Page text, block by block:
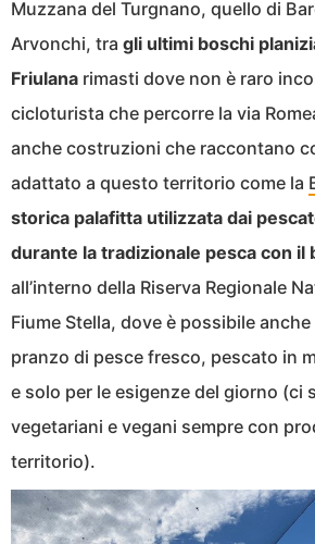
Muzzana del Turgnano, quello di
Arvonchi, tra gli ultimi boschi
Friulana rimasti dove non è raro
cicloturista che percorre la via
anche costruzioni che raccontano
adattato a questo territorio come la
storica palafitta utilizzata dai
durante la tradizionale pesca con il
all’interno della Riserva Regionale
Fiume Stella, dove è possibile
pranzo di pesce fresco, pescato in
e solo per le esigenze del giorno (ci
vegetariani e vegani sempre con
territorio).